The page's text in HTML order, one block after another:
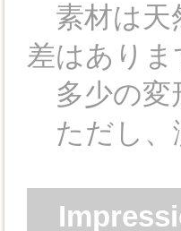
素材は天
差はありま
多少の変
ただし、